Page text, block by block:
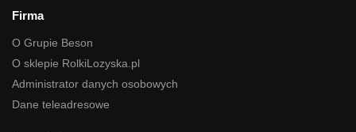
Firma
O Grupie Beson
O sklepie RolkiLozyska.pl
Administrator danych osobowych
Dane teleadresowe